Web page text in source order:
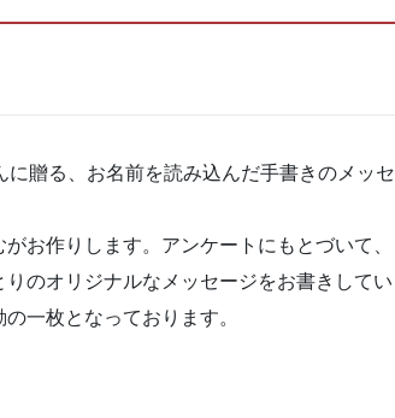
贈る、お名前を読み込んだ手書きのメッセ
お作りします。アンケートにもとづいて、
のオリジナルなメッセージをお書きしてい
一枚となっております。